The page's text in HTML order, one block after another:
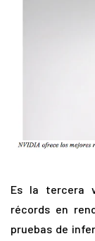
Es la tercera
récords en
pruebas de